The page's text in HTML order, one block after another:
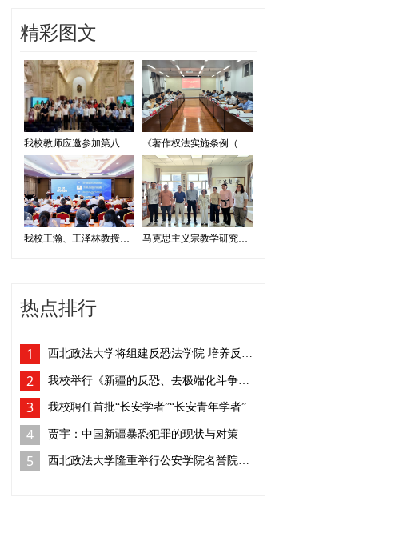
精彩图文
我校教师应邀参加第八届证据法学和法庭科学国际会议并作学术报告 《著作权法实施条例（修订草案征求意见稿）》专家研讨会在我校举办
我校王瀚、王泽林教授出席2026海洋治理与发展学术论坛 马克思主义宗教学研究中心赴内蒙古宗教工作研究会调研座谈
热点排行
1 西北政法大学将组建反恐法学院 培养反恐法治人才
2 我校举行《新疆的反恐、去极端化斗争与人权保障》白皮书学习座谈会
3 我校聘任首批“长安学者”“长安青年学者”
4 贾宇：中国新疆暴恐犯罪的现状与对策
5 西北政法大学隆重举行公安学院名誉院长、客座教授聘任仪式